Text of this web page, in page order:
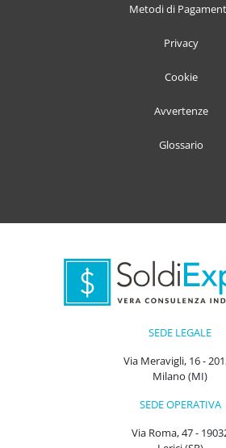
Metodi di
Privacy
Cookie
Avvertenze
Glossario
SEDE LEGALE
Via Meravigli, 16 -
Milano (MI)
SEDE OPERATIVA
Via Roma, 47 -